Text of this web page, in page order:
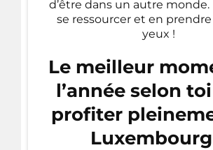
d’être dans un autre
se ressourcer et en
yeux !
Le meilleur
l’année selon
profiter